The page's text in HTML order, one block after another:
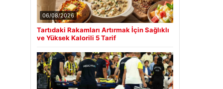
06/08/2026
Tartıdaki Rakamları Artırmak İçin Sağlıklı
ve Yüksek Kalorili 5 Tarif